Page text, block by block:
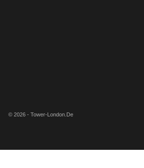
© 2026 - Tower-London.De